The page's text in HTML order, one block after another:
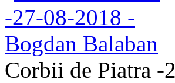
Corbii de Piatra -